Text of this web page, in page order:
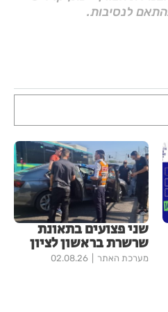
לנסיבות.
שני פצועים בתאונת
שרשרת בראשון לציון
מערכת האתר 02.08.26